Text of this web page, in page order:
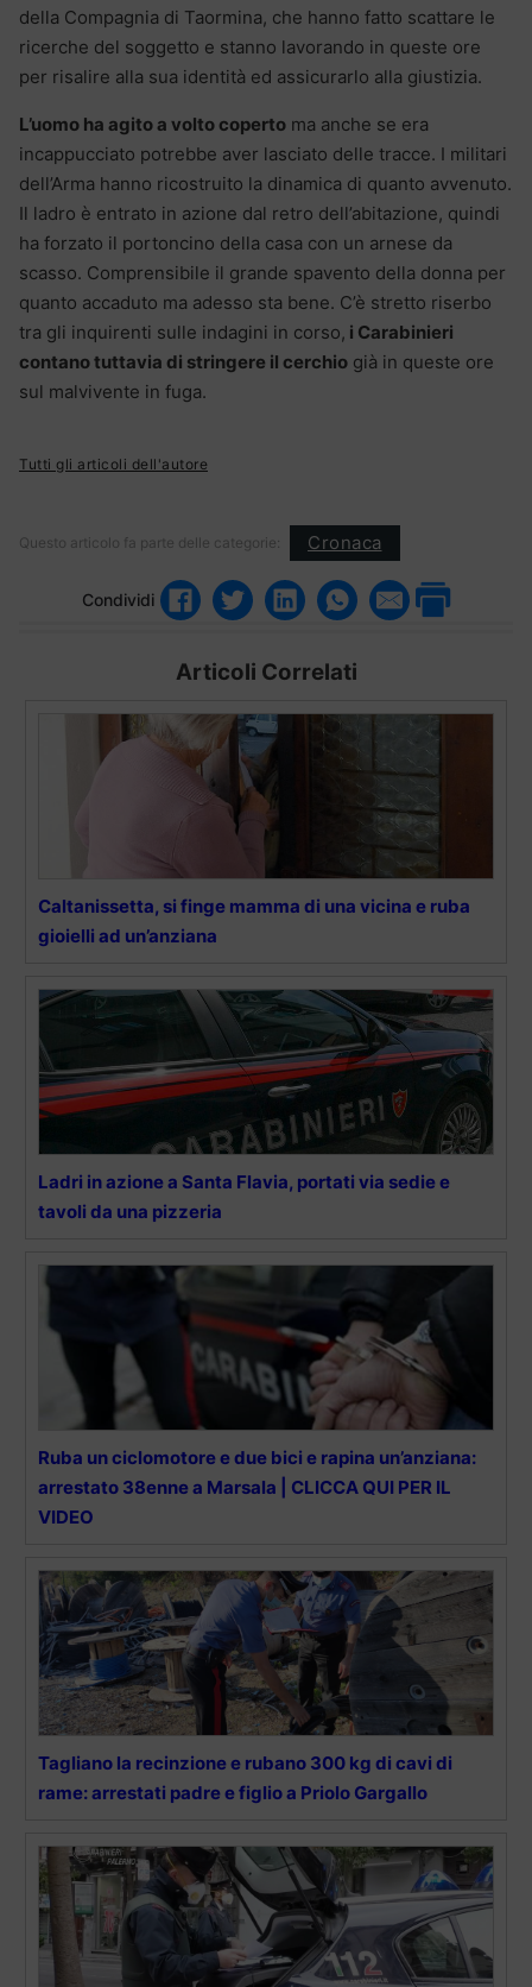
della Compagnia di Taormina, che hanno fatto scattare le
ricerche del soggetto e stanno lavorando in queste ore
per risalire alla sua identità ed assicurarlo alla giustizia.
L’uomo ha agito a volto coperto ma anche se era
incappucciato potrebbe aver lasciato delle tracce. I militari
dell’Arma hanno ricostruito la dinamica di quanto avvenuto.
Il ladro è entrato in azione dal retro dell’abitazione, quindi
ha forzato il portoncino della casa con un arnese da
scasso. Comprensibile il grande spavento della donna per
quanto accaduto ma adesso sta bene. C’è stretto riserbo
tra gli inquirenti sulle indagini in corso, i Carabinieri
contano tuttavia di stringere il cerchio già in queste ore
sul malvivente in fuga.
Tutti gli articoli dell'autore
Questo articolo fa parte delle categorie: Cronaca
Condividi
Articoli Correlati
Caltanissetta, si finge mamma di una vicina e ruba
gioielli ad un’anziana
Ladri in azione a Santa Flavia, portati via sedie e
tavoli da una pizzeria
Ruba un ciclomotore e due bici e rapina un’anziana:
arrestato 38enne a Marsala | CLICCA QUI PER IL
VIDEO
Tagliano la recinzione e rubano 300 kg di cavi di
rame: arrestati padre e figlio a Priolo Gargallo